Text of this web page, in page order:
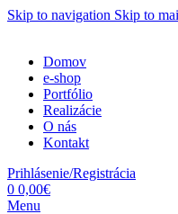
Skip to navigation Skip to
Domov
e-shop
Portfólio
Realizácie
O nás
Kontakt
Prihlásenie/Registrácia
0 0,00€
Menu